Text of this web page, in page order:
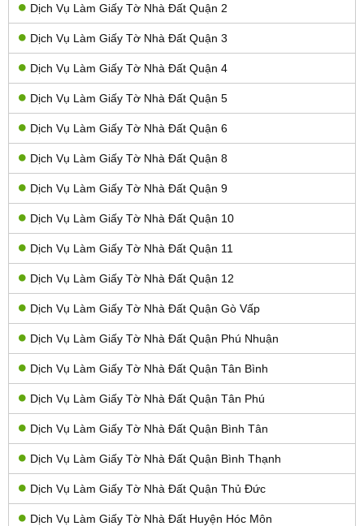
Dịch Vụ Làm Giấy Tờ Nhà Đất Quận 2
Dịch Vụ Làm Giấy Tờ Nhà Đất Quận 3
Dịch Vụ Làm Giấy Tờ Nhà Đất Quận 4
Dịch Vụ Làm Giấy Tờ Nhà Đất Quận 5
Dịch Vụ Làm Giấy Tờ Nhà Đất Quận 6
Dịch Vụ Làm Giấy Tờ Nhà Đất Quận 8
Dịch Vụ Làm Giấy Tờ Nhà Đất Quận 9
Dịch Vụ Làm Giấy Tờ Nhà Đất Quận 10
Dịch Vụ Làm Giấy Tờ Nhà Đất Quận 11
Dịch Vụ Làm Giấy Tờ Nhà Đất Quận 12
Dịch Vụ Làm Giấy Tờ Nhà Đất Quận Gò Vấp
Dịch Vụ Làm Giấy Tờ Nhà Đất Quận Phú Nhuận
Dịch Vụ Làm Giấy Tờ Nhà Đất Quận Tân Bình
Dịch Vụ Làm Giấy Tờ Nhà Đất Quận Tân Phú
Dịch Vụ Làm Giấy Tờ Nhà Đất Quận Bình Tân
Dịch Vụ Làm Giấy Tờ Nhà Đất Quận Bình Thạnh
Dịch Vụ Làm Giấy Tờ Nhà Đất Quận Thủ Đức
Dịch Vụ Làm Giấy Tờ Nhà Đất Huyện Hóc Môn